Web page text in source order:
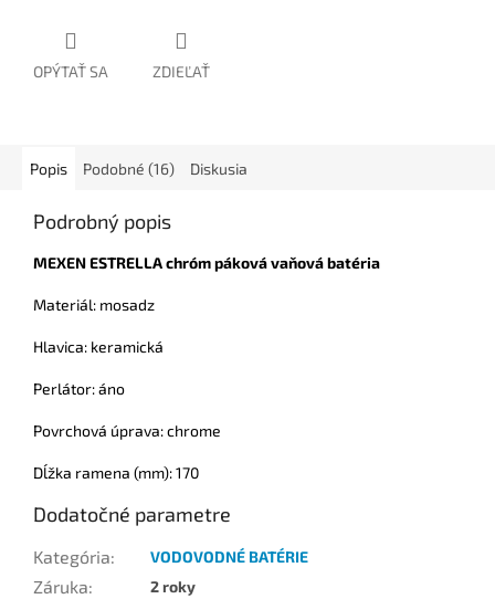
OPÝTAŤ SA ZDIEĽAŤ
Popis Podobné (16) Diskusia
Podrobný popis
MEXEN ESTRELLA chróm páková vaňová batéria
Materiál: mosadz
Hlavica: keramická
Perlátor: áno
Povrchová úprava: chrome
Dĺžka ramena (mm): 170
Dodatočné parametre
Kategória: VODOVODNÉ BATÉRIE
Záruka: 2 roky